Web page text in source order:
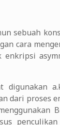
sebuah
cara
digunakan
dari proses